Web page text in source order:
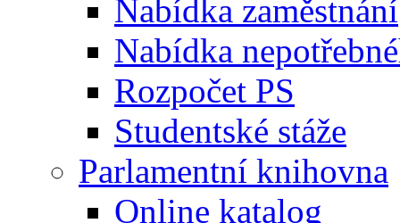
Nabídka zaměstnání
Nabídka
Rozpočet PS
Studentské stáže
Parlamentní knihovna
Online katalog